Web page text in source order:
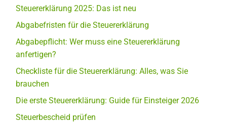
Steuererklärung 2025: Das ist neu
Abgabefristen für die Steuererklärung
Abgabepflicht: Wer muss eine Steuererklärung
anfertigen?
Checkliste für die Steuererklärung: Alles, was Sie
brauchen
Die erste Steuererklärung: Guide für Einsteiger 2026
Steuerbescheid prüfen